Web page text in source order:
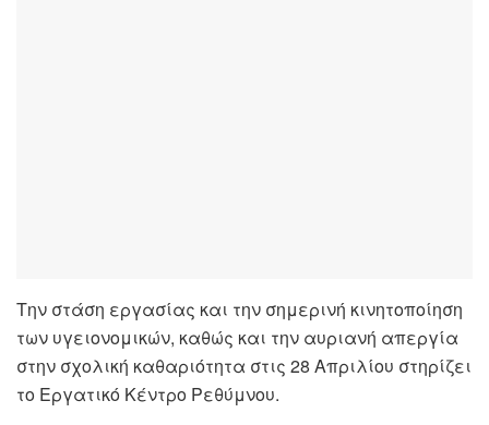
Την στάση εργασίας και την σημερινή κινητοποίηση
των υγειονομικών, καθώς και την αυριανή απεργία
στην σχολική καθαριότητα στις 28 Απριλίου στηρίζει
το Εργατικό Κέντρο Ρεθύμνου.